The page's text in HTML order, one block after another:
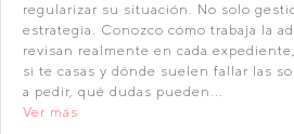
regularizar su situación. No solo
estrategia. Conozco cómo trabaja la
revisan realmente en cada
si te casas y dónde suelen fallar las
a pedir, qué dudas pueden...
Ver más